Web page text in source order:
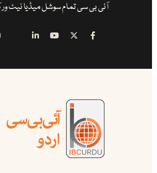
آئی بی سی تمام سوشل میڈیا نیٹ